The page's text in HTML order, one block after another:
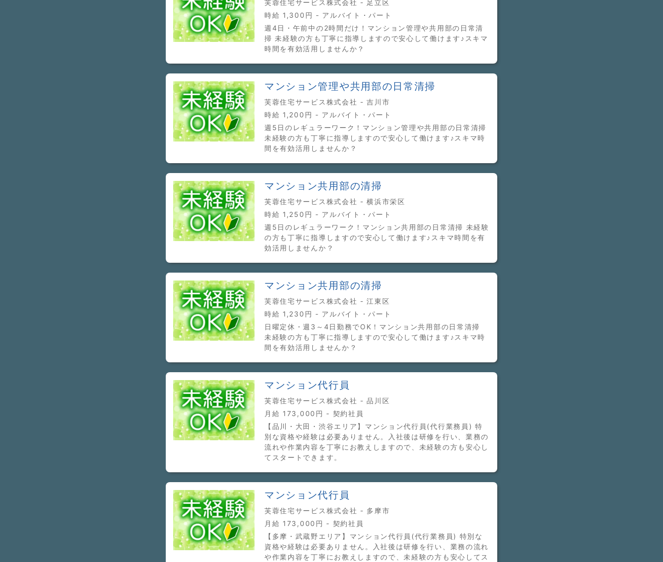
芙蓉住宅サービス株式会社 - 足立区
時給 1,300円 - アルバイト・パート
週4日・午前中の2時間だけ！マンション管理や共用部の日常清
掃 未経験の方も丁寧に指導しますので安心して働けます♪スキマ
時間を有効活用しませんか？
マンション管理や共用部の日常清掃
芙蓉住宅サービス株式会社 - 吉川市
時給 1,200円 - アルバイト・パート
週5日のレギュラーワーク！マンション管理や共用部の日常清掃
未経験の方も丁寧に指導しますので安心して働けます♪スキマ時
間を有効活用しませんか？
マンション共用部の清掃
芙蓉住宅サービス株式会社 - 横浜市栄区
時給 1,250円 - アルバイト・パート
週5日のレギュラーワーク！マンション共用部の日常清掃 未経験
の方も丁寧に指導しますので安心して働けます♪スキマ時間を有
効活用しませんか？
マンション共用部の清掃
芙蓉住宅サービス株式会社 - 江東区
時給 1,230円 - アルバイト・パート
日曜定休・週3～4日勤務でOK！マンション共用部の日常清掃
未経験の方も丁寧に指導しますので安心して働けます♪スキマ時
間を有効活用しませんか？
マンション代行員
芙蓉住宅サービス株式会社 - 品川区
月給 173,000円 - 契約社員
【品川・大田・渋谷エリア】マンション代行員(代行業務員) 特
別な資格や経験は必要ありません。入社後は研修を行い、業務の
流れや作業内容を丁寧にお教えしますので、未経験の方も安心し
てスタートできます。
マンション代行員
芙蓉住宅サービス株式会社 - 多摩市
月給 173,000円 - 契約社員
【多摩・武蔵野エリア】マンション代行員(代行業務員) 特別な
資格や経験は必要ありません。入社後は研修を行い、業務の流れ
や作業内容を丁寧にお教えしますので、未経験の方も安心してス